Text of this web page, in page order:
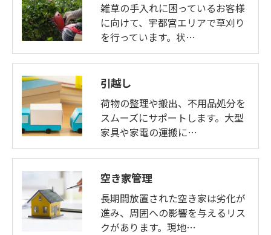
雑草の手入れに困っているお客様
に向けて、宇都宮エリアで草刈り
を行っています。状…
引越し
荷物の整理や搬出、不用品処分を
スムーズにサポートします。大型
家具や家電の運搬に…
空き家管理
長期間放置された空き家は劣化が
進み、周囲への影響を与えるリス
クがあります。現地…